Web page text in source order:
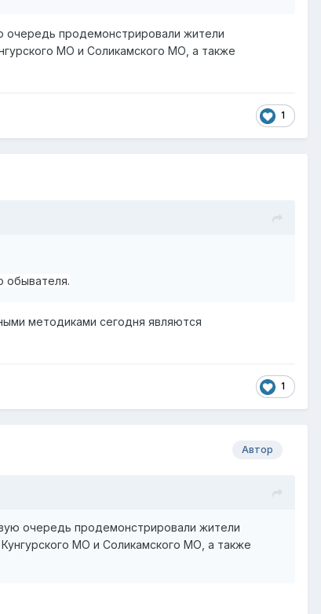
очередь продемонстрировали жители
МО и Соликамского МО, а также
1
обывателя.
методиками сегодня являются
1
Автор
очередь продемонстрировали жители
МО и Соликамского МО, а также